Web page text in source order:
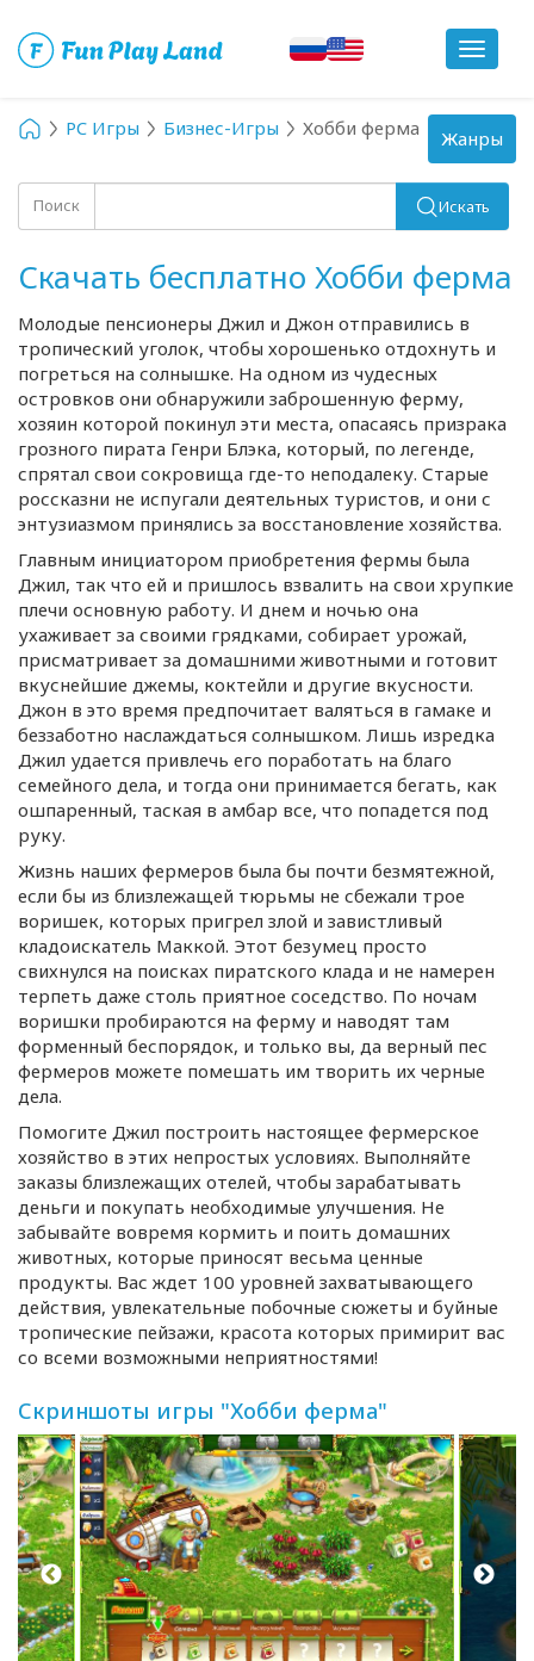
Toggle
PC Игры Бизнес-Игры Хобби ферма
Поиск Искать
Скачать бесплатно Хобби ферма
Молодые пенсионеры Джил и Джон отправились в
тропический уголок, чтобы хорошенько отдохнуть и
погреться на солнышке. На одном из чудесных
островков они обнаружили заброшенную ферму,
хозяин которой покинул эти места, опасаясь призрака
грозного пирата Генри Блэка, который, по легенде,
спрятал свои сокровища где-то неподалеку. Старые
россказни не испугали деятельных туристов, и они с
энтузиазмом принялись за восстановление хозяйства.
Главным инициатором приобретения фермы была
Джил, так что ей и пришлось взвалить на свои хрупкие
плечи основную работу. И днем и ночью она
ухаживает за своими грядками, собирает урожай,
присматривает за домашними животными и готовит
вкуснейшие джемы, коктейли и другие вкусности.
Джон в это время предпочитает валяться в гамаке и
беззаботно наслаждаться солнышком. Лишь изредка
Джил удается привлечь его поработать на благо
семейного дела, и тогда они принимается бегать, как
ошпаренный, таская в амбар все, что попадется под
руку.
Жизнь наших фермеров была бы почти безмятежной,
если бы из близлежащей тюрьмы не сбежали трое
воришек, которых пригрел злой и завистливый
кладоискатель Маккой. Этот безумец просто
свихнулся на поисках пиратского клада и не намерен
терпеть даже столь приятное соседство. По ночам
воришки пробираются на ферму и наводят там
форменный беспорядок, и только вы, да верный пес
фермеров можете помешать им творить их черные
дела.
Помогите Джил построить настоящее фермерское
хозяйство в этих непростых условиях. Выполняйте
заказы близлежащих отелей, чтобы зарабатывать
деньги и покупать необходимые улучшения. Не
забывайте вовремя кормить и поить домашних
животных, которые приносят весьма ценные
продукты. Вас ждет 100 уровней захватывающего
действия, увлекательные побочные сюжеты и буйные
тропические пейзажи, красота которых примирит вас
со всеми возможными неприятностями!
Скриншоты игры "Хобби ферма"
Toggle
navigation
Жанры